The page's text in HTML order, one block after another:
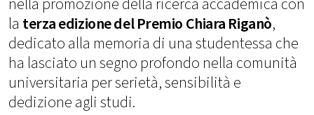
la terza edizione del Premio Chiara Riganò,
dedicato alla memoria di una studentessa che
ha lasciato un segno profondo nella comunità
universitaria per serietà, sensibilità e
dedizione agli studi.